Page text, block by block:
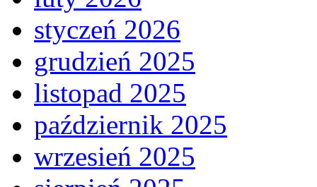
styczeń 2026
grudzień 2025
listopad 2025
październik 2025
wrzesień 2025